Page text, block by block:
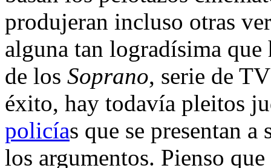
produjeran incluso otras
alguna tan logradísima
de los Soprano, serie de
éxito, hay todavía pleitos
policías que se presentan
los argumentos. Pienso